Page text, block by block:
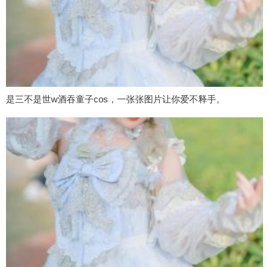
是三不是世w酒吞童子cos，一张张图片让你爱不释手。